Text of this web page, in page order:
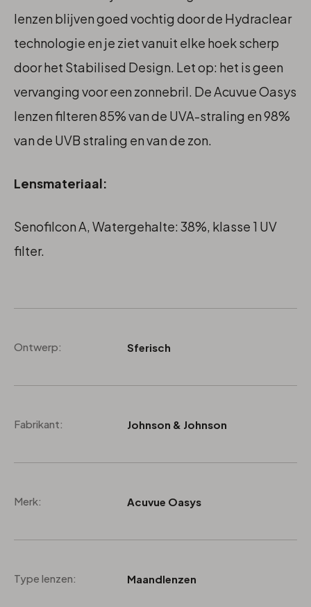
lenzen blijven goed vochtig door de Hydraclear
technologie en je ziet vanuit elke hoek scherp
door het Stabilised Design. Let op: het is geen
vervanging voor een zonnebril. De Acuvue Oasys
lenzen filteren 85% van de UVA-straling en 98%
van de UVB straling en van de zon.
Lensmateriaal:
Senofilcon A, Watergehalte: 38%, klasse 1 UV
filter.
Ontwerp: Sferisch
Fabrikant: Johnson & Johnson
Merk: Acuvue Oasys
Type lenzen: Maandlenzen